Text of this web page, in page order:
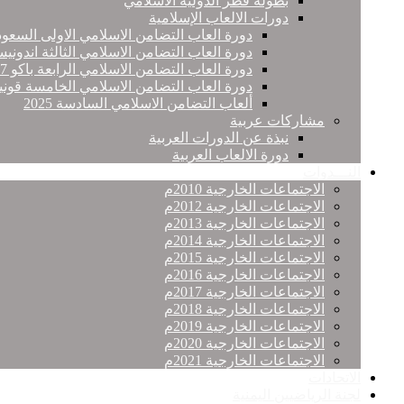
دورات الالعاب الإسلامية
دورة العاب التضامن الاسلامي الاولى
دورة العاب التضامن الاسلامي الثالثة
دورة العاب التضامن الاسلامي الرابعة باكو 2017
دورة العاب التضامن الاسلامي الخامسة
ألعاب التضامن الاسلامي السادسة 2025
مشاركات عربية
نبذة عن الدورات العربية
دورة الالعاب العربية
الاجتماعات الخارجية 2010م
الاجتماعات الخارجية 2012م
الاجتماعات الخارجية 2013م
الاجتماعات الخارجية 2014م
الاجتماعات الخارجية 2015م
الاجتماعات الخارجية 2016م
الاجتماعات الخارجية 2017م
الاجتماعات الخارجية 2018م
الاجتماعات الخارجية 2019م
الاجتماعات الخارجية 2020م
الاجتماعات الخارجية 2021م